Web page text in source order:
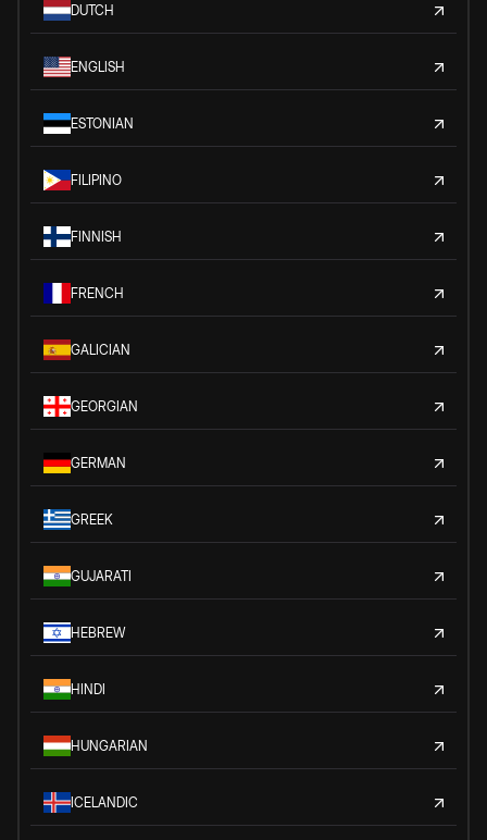
DUTCH
ENGLISH
ESTONIAN
FILIPINO
FINNISH
FRENCH
GALICIAN
GEORGIAN
GERMAN
GREEK
GUJARATI
HEBREW
HINDI
HUNGARIAN
ICELANDIC